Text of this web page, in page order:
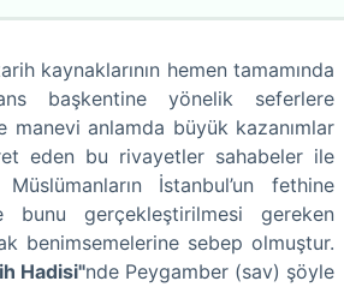
kaynaklarının hemen tamamında
başkentine yönelik seferlere
manevi anlamda büyük kazanımlar
eden bu rivayetler sahabeler ile
İstanbul’un fethine
bunu gerçekleştirilmesi gereken
benimsemelerine sebep olmuştur.
Hadisi"nde Peygamber (sav) şöyle